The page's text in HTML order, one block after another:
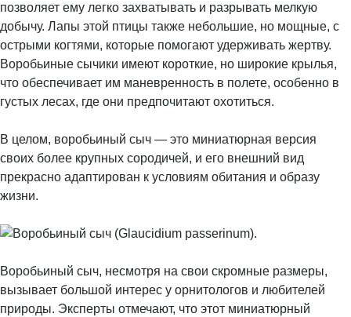
позволяет ему легко захватывать и разрывать мелкую
добычу. Лапы этой птицы также небольшие, но мощные, с
острыми когтями, которые помогают удерживать жертву.
Воробьиные сычики имеют короткие, но широкие крылья,
что обеспечивает им маневренность в полете, особенно в
густых лесах, где они предпочитают охотиться.
В целом, воробьиный сыч — это миниатюрная версия
своих более крупных сородичей, и его внешний вид
прекрасно адаптирован к условиям обитания и образу
жизни.
Воробьиный сыч, несмотря на свои скромные размеры,
вызывает большой интерес у орнитологов и любителей
природы. Эксперты отмечают, что этот миниатюрный